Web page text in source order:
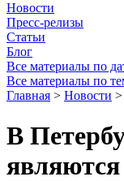
Новости
Пресс-релизы
Статьи
Блог
Все материалы по
Все материалы по
Главная > Новости >
В
являются